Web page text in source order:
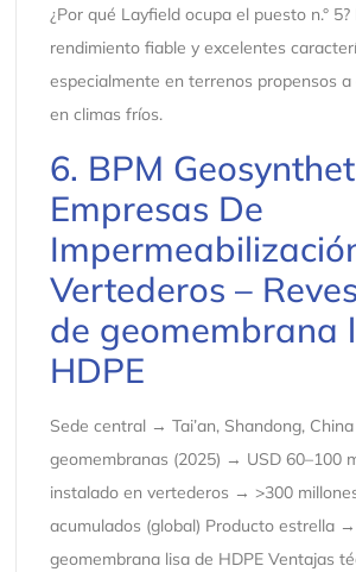
¿Por qué Layfield ocupa el puesto n.°
rendimiento fiable y excelentes
especialmente en terrenos propensos
en climas fríos.
6. BPM
Empresas De
Vertederos –
de geomembrana
HDPE
Sede central → Tai’an, Shandong,
geomembranas (2025) → USD 60–100
instalado en vertederos → >300
acumulados (global) Producto estrella
geomembrana lisa de HDPE Ventajas